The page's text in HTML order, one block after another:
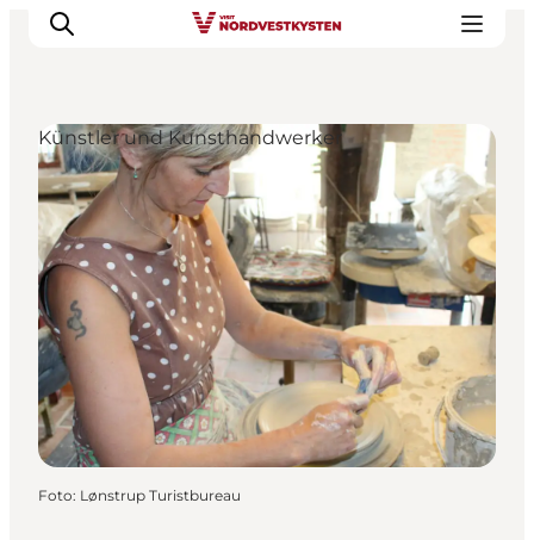
Urlaubsorte
Inspiration
Events
Unterkunft
Mach deine Urlaubsplanung
Künstler und Kunsthandwerker
Foto: Lønstrup Turistbureau